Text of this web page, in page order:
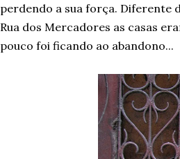
perdendo a sua força. Diferente
Rua dos Mercadores as casas
pouco foi ficando ao abandono...